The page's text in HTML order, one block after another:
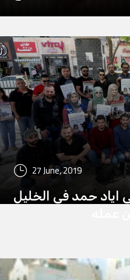
27 June, 2019
اياد حمد في الخليل